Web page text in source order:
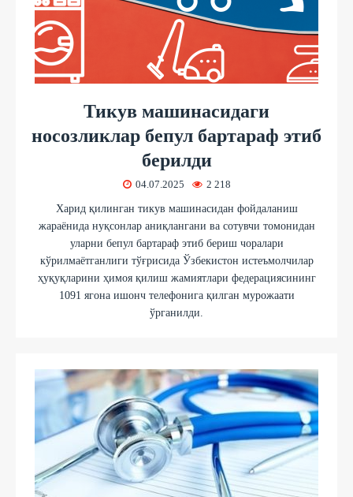
Тикув машинасидаги
носозликлар бепул бартараф этиб
берилди
04.07.2025 2 218
Харид қилинган тикув машинасидан фойдаланиш
жараёнида нуқсонлар аниқлангани ва сотувчи томонидан
уларни бепул бартараф этиб бериш чоралари
кўрилмаётганлиги тўғрисида Ўзбекистон истеъмолчилар
ҳуқуқларини ҳимоя қилиш жамиятлари федерациясининг
1091 ягона ишонч телефонига қилган мурожаати
ўрганилди.